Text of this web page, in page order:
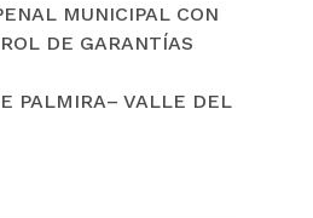
MUNICIPAL CON
DE GARANTÍAS
PALMIRA– VALLE DEL